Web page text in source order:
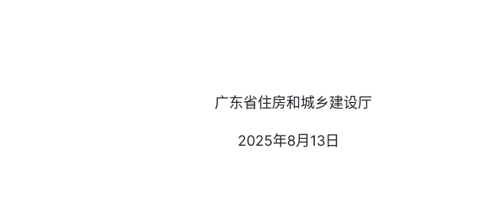
广东省住房和城乡建设厅
2025年8月13日